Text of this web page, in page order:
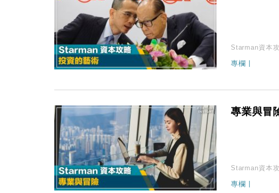
17:33 財經｜滙豐上調香港今年GDP預測至4.5% 看好貿
16:47 本地｜假冒內地執法人員要求交「保證金」 43歲
16:05 財經｜日經失守6.5萬點後回穩 全周仍升近2%
15:47 財經｜恒隆10月換帥 玩具「反」斗城亞洲CEO蔡
15:11 財經｜韓股反覆波動收跌 連挫7周創逾3年最長跌勢
13:44 財經｜內地7月美元計價出口增近24%勝預期 貿易
15:59 財經｜SA售股自救後再出手 斥4億美元押注未上
Starman資本
專欄
專業與冒
Starman資本
專欄